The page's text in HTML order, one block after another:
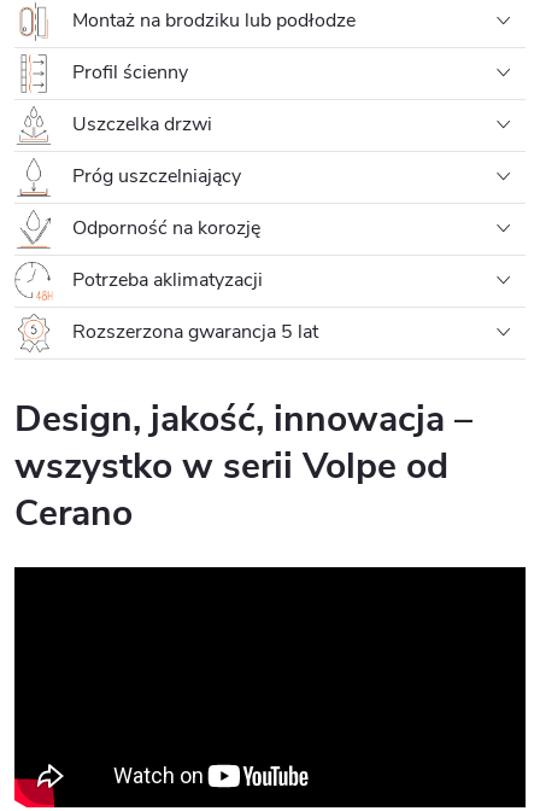
Montaż na brodziku lub podłodze
Profil ścienny
Uszczelka drzwi
Próg uszczelniający
Odporność na korozję
Potrzeba aklimatyzacji
Rozszerzona gwarancja 5 lat
Design, jakość, innowacja –
wszystko w serii Volpe od
Cerano